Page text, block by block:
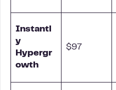
Instantl
y
Hypergr
owth
$97